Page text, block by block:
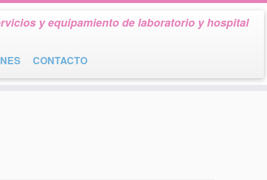
y equipamiento de laboratorio y hospital
CONTACTO